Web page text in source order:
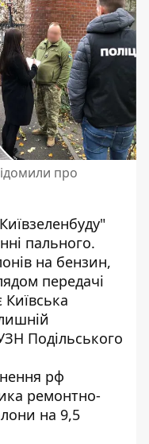
про
пального.
на бензин,
передачі
Подільського
рф
ремонтно-
на 9,5